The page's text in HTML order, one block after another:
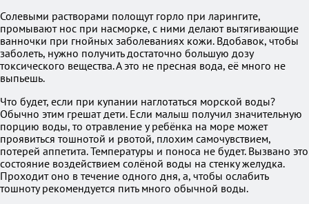
Солевыми растворами полощут горло при ларингите,
промывают нос при насморке, с ними делают вытягивающие
ванночки при гнойных заболеваниях кожи. Вдобавок, чтобы
заболеть, нужно получить достаточно большую дозу
токсического вещества. А это не пресная вода, её много не
выпьешь.
Что будет, если при купании наглотаться морской воды?
Обычно этим грешат дети. Если малыш получил значительную
порцию воды, то отравление у ребёнка на море может
проявиться тошнотой и рвотой, плохим самочувствием,
потерей аппетита. Температуры и поноса не будет. Вызвано это
состояние воздействием солёной воды на стенку желудка.
Проходит оно в течение одного дня, а, чтобы ослабить
тошноту рекомендуется пить много обычной воды.